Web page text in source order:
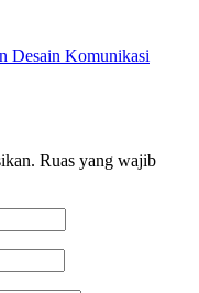
Desain Komunikasi
Ruas yang wajib